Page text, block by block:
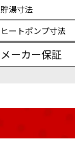
貯湯寸法
ヒートポンプ寸法
メーカー保証